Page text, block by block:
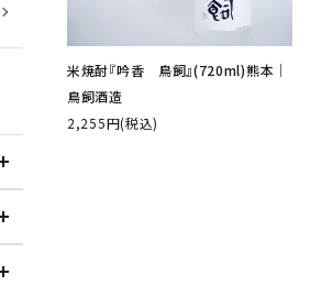
米焼酎『吟香 鳥飼』(720ml)熊本│
鳥飼酒造
2,255円(税込)